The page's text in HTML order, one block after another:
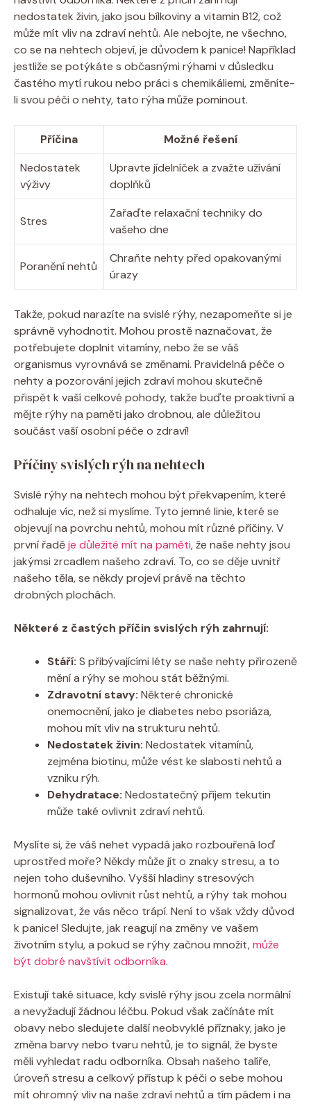
nedostatek živin, jako jsou bílkoviny a vitamin B12, což
může mít vliv na zdraví nehtů. Ale nebojte, ne všechno,
co se na nehtech objeví, je důvodem k panice! Například
jestliže se potýkáte s občasnými rýhami v důsledku
častého mytí rukou nebo práci s chemikáliemi, změníte-
li svou péči o nehty, tato rýha může pominout.
Příčina
Možné řešení
Nedostatek
výživy
Upravte jídelníček a zvažte užívání
doplňků
Stres
Zařaďte relaxační techniky do
vašeho dne
Poranění nehtů
Chraňte nehty před opakovanými
úrazy
Takže, pokud narazíte na svislé rýhy, nezapomeňte si je
správně vyhodnotit. Mohou prostě naznačovat, že
potřebujete doplnit vitamíny, nebo že se váš
organismus vyrovnává se změnami. Pravidelná péče o
nehty a pozorování jejich zdraví mohou skutečně
přispět k vaší celkové pohody, takže buďte proaktivní a
mějte rýhy na paměti jako drobnou, ale důležitou
součást vaší osobní péče o zdraví!
Příčiny svislých rýh na nehtech
Svislé rýhy na nehtech mohou být překvapením, které
odhaluje víc, než si myslíme. Tyto jemné linie, které se
objevují na povrchu nehtů, mohou mít různé příčiny. V
první řaděje důležité mít na paměti, že naše nehty jsou
jakýmsi zrcadlem našeho zdraví. To, co se děje uvnitř
našeho těla, se někdy projeví právě na těchto
drobných plochách.
Některé z častých příčin svislých rýh zahrnují:
Stáří: S přibývajícími léty se naše nehty přirozeně
mění a rýhy se mohou stát běžnými.
Zdravotní stavy: Některé chronické
onemocnění, jako je diabetes nebo psoriáza,
mohou mít vliv na strukturu nehtů.
Nedostatek živin: Nedostatek vitamínů,
zejména biotinu, může vést ke slabosti nehtů a
vzniku rýh.
Dehydratace: Nedostatečný příjem tekutin
může také ovlivnit zdraví nehtů.
Myslíte si, že váš nehet vypadá jako rozbouřená loď
uprostřed moře? Někdy může jít o znaky stresu, a to
nejen toho duševního. Vyšší hladiny stresových
hormonů mohou ovlivnit růst nehtů, a rýhy tak mohou
signalizovat, že vás něco trápí. Není to však vždy důvod
k panice! Sledujte, jak reagují na změny ve vašem
životním stylu, a pokud se rýhy začnou množit,může
být dobré navštívit odborníka.
Existují také situace, kdy svislé rýhy jsou zcela normální
a nevyžadují žádnou léčbu. Pokud však začínáte mít
obavy nebo sledujete další neobvyklé příznaky, jako je
změna barvy nebo tvaru nehtů, je to signál, že byste
měli vyhledat radu odborníka. Obsah našeho talíře,
úroveň stresu a celkový přístup k péči o sebe mohou
mít ohromný vliv na naše zdraví nehtů a tím pádem i na